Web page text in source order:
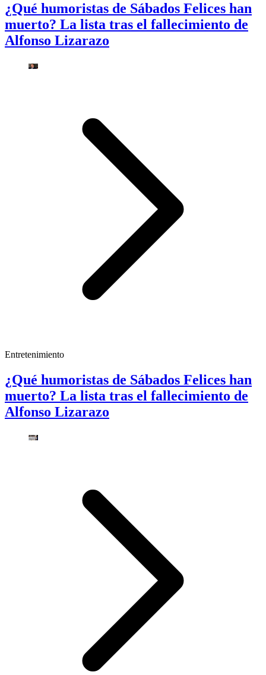
¿Qué humoristas de Sábados Felices han
muerto? La lista tras el fallecimiento de
Alfonso Lizarazo
Entretenimiento
¿Qué humoristas de Sábados Felices han
muerto? La lista tras el fallecimiento de
Alfonso Lizarazo